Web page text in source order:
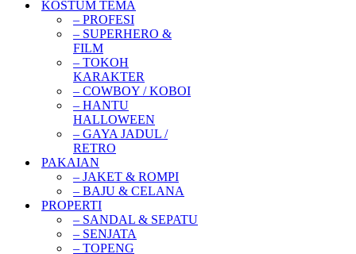
KOSTUM TEMA
– PROFESI
– SUPERHERO &
FILM
– TOKOH
KARAKTER
– COWBOY / KOBOI
– HANTU
HALLOWEEN
– GAYA JADUL /
RETRO
PAKAIAN
– JAKET & ROMPI
– BAJU & CELANA
PROPERTI
– SANDAL & SEPATU
– SENJATA
– TOPENG